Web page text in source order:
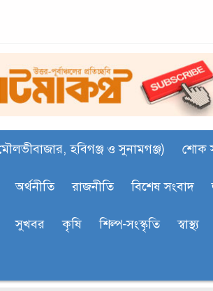
হবিগঞ্জ ও সুনামগঞ্জ) শোক
অর্থনীতি রাজনীতি বিশেষ সংবাদ
সুখবর কৃষি শিল্প-সংস্কৃতি স্বাস্থ্য